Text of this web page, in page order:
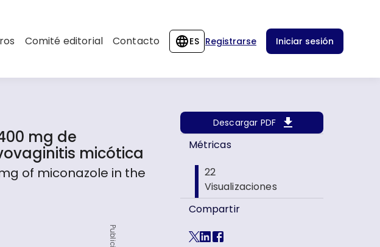
Comité editorial Contacto ES Registrarse Iniciar sesión
mg de
micótica
of miconazole in the
Descargar PDF
Métricas
22
Visualizaciones
Compartir